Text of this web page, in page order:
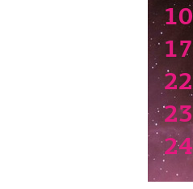
10
17
22
23
24